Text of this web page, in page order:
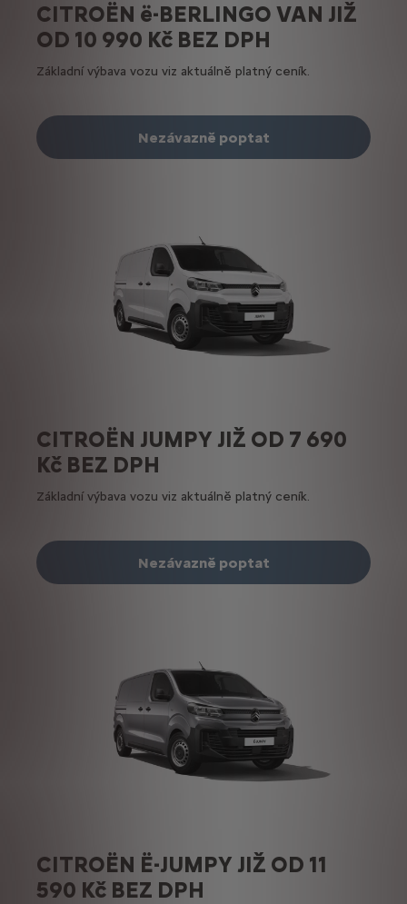
CITROËN ë-BERLINGO VAN JIŽ
OD 10 990 Kč BEZ DPH
Základní výbava vozu viz aktuálně platný ceník.
Nezávazně poptat
CITROËN JUMPY JIŽ OD 7 690
Kč BEZ DPH
Základní výbava vozu viz aktuálně platný ceník.
Nezávazně poptat
CITROËN Ë-JUMPY JIŽ OD 11
590 Kč BEZ DPH